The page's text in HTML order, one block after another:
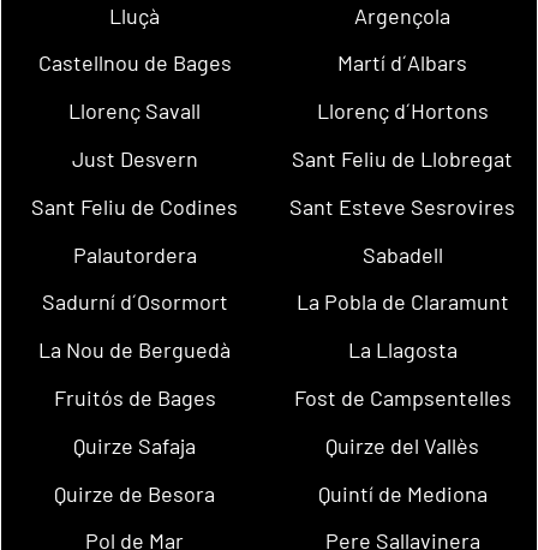
Lluçà
Argençola
Castellnou de Bages
Martí d´Albars
Llorenç Savall
Llorenç d´Hortons
Just Desvern
Sant Feliu de Llobregat
Sant Feliu de Codines
Sant Esteve Sesrovires
Palautordera
Sabadell
Sadurní d´Osormort
La Pobla de Claramunt
La Nou de Berguedà
La Llagosta
Fruitós de Bages
Fost de Campsentelles
Quirze Safaja
Quirze del Vallès
Quirze de Besora
Quintí de Mediona
Pol de Mar
Pere Sallavinera